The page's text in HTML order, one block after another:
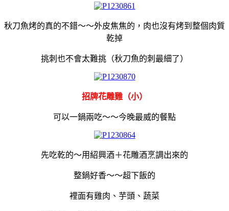
秋刀魚烤的真的不錯～～外皮焦焦的，肉也沒有烤到整個肉質
乾掉
挑刺也不會太難挑（秋刀魚的刺最細了）
招牌花雕雞（小）
可以一鍋兩吃～～今晚最威的餐點
先吃乾的～用紹興酒＋花雕酒烹調出來的
整鍋好香～～超下飯的
裡面有雞肉、芋頭、蔬菜